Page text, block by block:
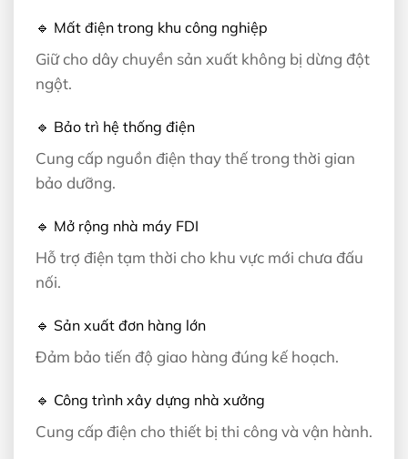
🔹 Mất điện trong khu công nghiệp
Giữ cho dây chuyền sản xuất không bị dừng đột
ngột.
🔹 Bảo trì hệ thống điện
Cung cấp nguồn điện thay thế trong thời gian
bảo dưỡng.
🔹 Mở rộng nhà máy FDI
Hỗ trợ điện tạm thời cho khu vực mới chưa đấu
nối.
🔹 Sản xuất đơn hàng lớn
Đảm bảo tiến độ giao hàng đúng kế hoạch.
🔹 Công trình xây dựng nhà xưởng
Cung cấp điện cho thiết bị thi công và vận hành.